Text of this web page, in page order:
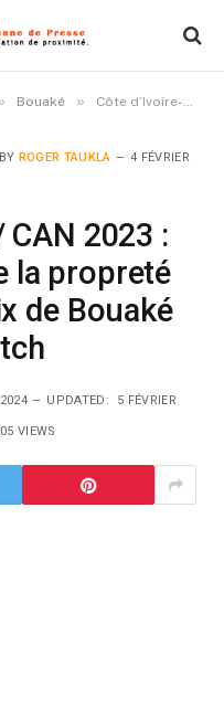
Bouaké » Côte d’Ivoire-AIP/ CAN 2023 : L’ANAGED assure la propreté du stade de la paix de Bouaké après chaque match
BY ROGER TAUKLA 4 FÉVRIER
CAN 2023 :
la propreté
de Bouaké
UPDATED: 5 FÉVRIER
VIEWS